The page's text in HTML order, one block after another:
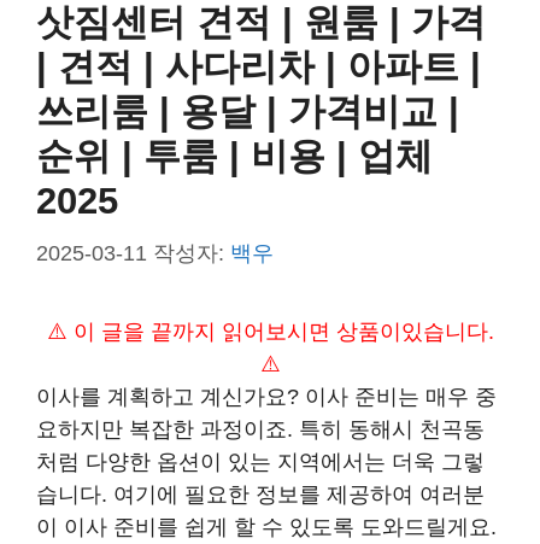
삿짐센터 견적 | 원룸 | 가격
| 견적 | 사다리차 | 아파트 |
쓰리룸 | 용달 | 가격비교 |
순위 | 투룸 | 비용 | 업체
2025
2025-03-11 작성자: 백우
⚠️ 이 글을 끝까지 읽어보시면 상품이있습니다.
⚠️
이사를 계획하고 계신가요? 이사 준비는 매우 중
요하지만 복잡한 과정이죠. 특히 동해시 천곡동
처럼 다양한 옵션이 있는 지역에서는 더욱 그렇
습니다. 여기에 필요한 정보를 제공하여 여러분
이 이사 준비를 쉽게 할 수 있도록 도와드릴게요.